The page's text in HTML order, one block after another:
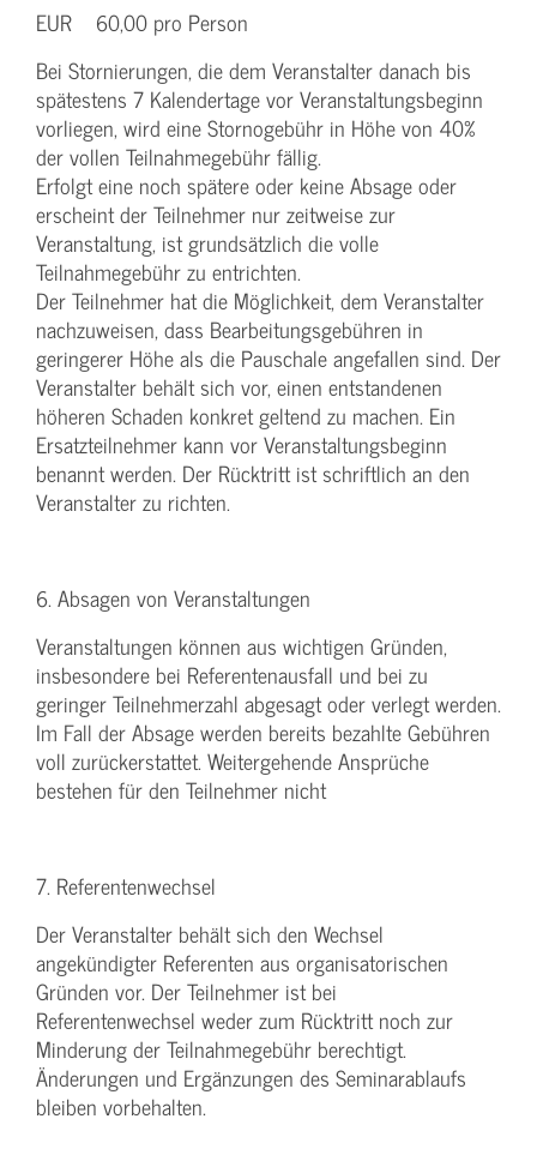
EUR 60,00 pro Person
Bei Stornierungen, die dem Veranstalter danach bis
spätestens 7 Kalendertage vor Veranstaltungsbeginn
vorliegen, wird eine Stornogebühr in Höhe von 40%
der vollen Teilnahmegebühr fällig.
Erfolgt eine noch spätere oder keine Absage oder
erscheint der Teilnehmer nur zeitweise zur
Veranstaltung, ist grundsätzlich die volle
Teilnahmegebühr zu entrichten.
Der Teilnehmer hat die Möglichkeit, dem Veranstalter
nachzuweisen, dass Bearbeitungsgebühren in
geringerer Höhe als die Pauschale angefallen sind. Der
Veranstalter behält sich vor, einen entstandenen
höheren Schaden konkret geltend zu machen. Ein
Ersatzteilnehmer kann vor Veranstaltungsbeginn
benannt werden. Der Rücktritt ist schriftlich an den
Veranstalter zu richten.
6. Absagen von Veranstaltungen
Veranstaltungen können aus wichtigen Gründen,
insbesondere bei Referentenausfall und bei zu
geringer Teilnehmerzahl abgesagt oder verlegt werden.
Im Fall der Absage werden bereits bezahlte Gebühren
voll zurückerstattet. Weitergehende Ansprüche
bestehen für den Teilnehmer nicht
7. Referentenwechsel
Der Veranstalter behält sich den Wechsel
angekündigter Referenten aus organisatorischen
Gründen vor. Der Teilnehmer ist bei
Referentenwechsel weder zum Rücktritt noch zur
Minderung der Teilnahmegebühr berechtigt.
Änderungen und Ergänzungen des Seminarablaufs
bleiben vorbehalten.